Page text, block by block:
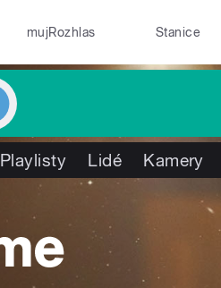
mujRozhlas Stanice
Playlisty Lidé Kamery